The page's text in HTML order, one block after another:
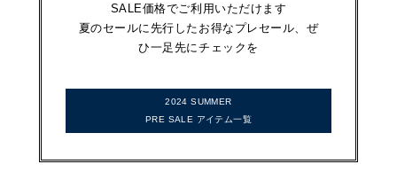
SALE価格でご利用いただけます
夏のセールに先行したお得なプレセール、ぜ
ひ一足先にチェックを
2024 SUMMER
PRE SALE アイテム一覧